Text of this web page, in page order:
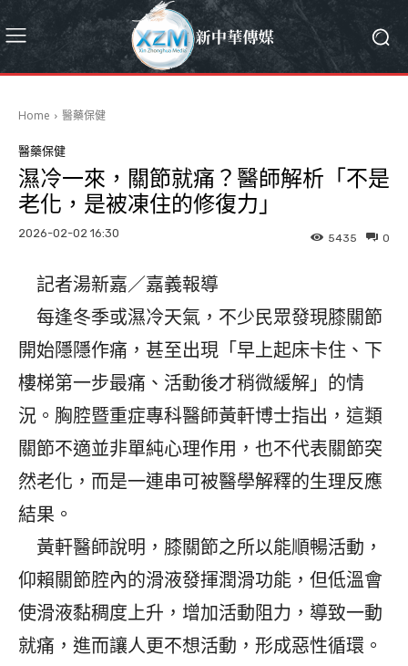
Home 醫藥保健
醫藥保健
濕冷一來，關節就痛？醫師解析「不是
老化，是被凍住的修復力」
2026-02-02 16:30 0
5435
記者湯新嘉／嘉義報導
每逢冬季或濕冷天氣，不少民眾發現膝關節
開始隱隱作痛，甚至出現「早上起床卡住、下
樓梯第一步最痛、活動後才稍微緩解」的情
況。胸腔暨重症專科醫師黃軒博士指出，這類
關節不適並非單純心理作用，也不代表關節突
然老化，而是一連串可被醫學解釋的生理反應
結果。
黃軒醫師說明，膝關節之所以能順暢活動，
仰賴關節腔內的滑液發揮潤滑功能，但低溫會
使滑液黏稠度上升，增加活動阻力，導致一動
就痛，進而讓人更不想活動，形成惡性循環。